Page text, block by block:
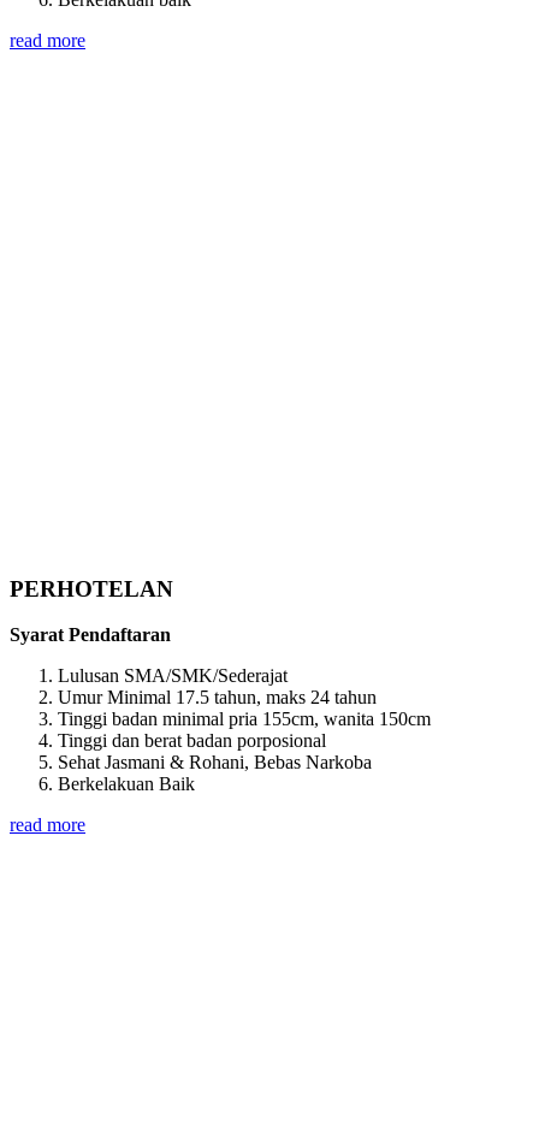
read more
PERHOTELAN
Syarat Pendaftaran
Lulusan SMA/SMK/Sederajat
Umur Minimal 17.5 tahun, maks 24 tahun
Tinggi badan minimal pria 155cm, wanita 150cm
Tinggi dan berat badan porposional
Sehat Jasmani & Rohani, Bebas Narkoba
Berkelakuan Baik
read more